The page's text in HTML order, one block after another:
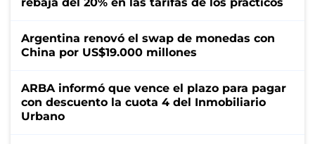
Argentina renovó el swap de monedas con
China por US$19.000 millones
ARBA informó que vence el plazo para pagar
con descuento la cuota 4 del Inmobiliario
Urbano